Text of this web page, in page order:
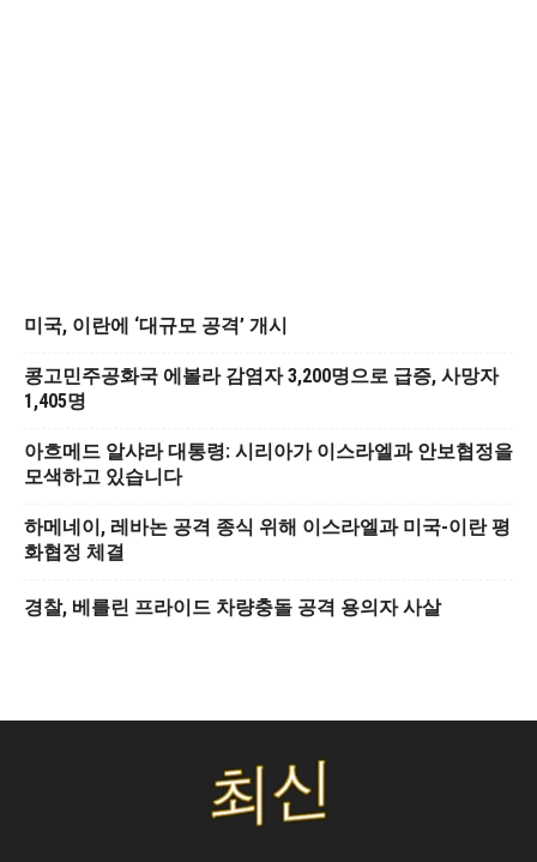
미국, 이란에 ‘대규모 공격’ 개시
콩고민주공화국 에볼라 감염자 3,200명으로 급증, 사망자
1,405명
아흐메드 알샤라 대통령: 시리아가 이스라엘과 안보협정을
모색하고 있습니다
하메네이, 레바논 공격 종식 위해 이스라엘과 미국-이란 평
화협정 체결
경찰, 베를린 프라이드 차량충돌 공격 용의자 사살